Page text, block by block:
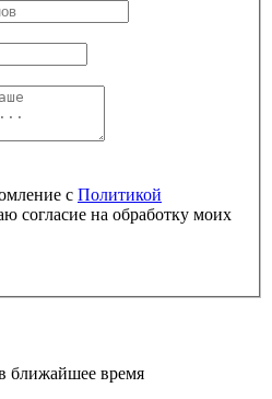
с Политикой
ближайшее время